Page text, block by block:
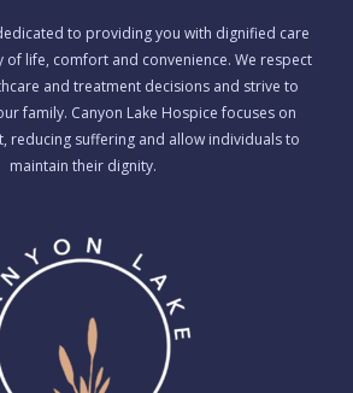
to providing you with dignified care
life, comfort and convenience. We respect
and treatment decisions and strive to
family. Canyon Lake Hospice focuses on
reducing suffering and allow individuals to
maintain their dignity.